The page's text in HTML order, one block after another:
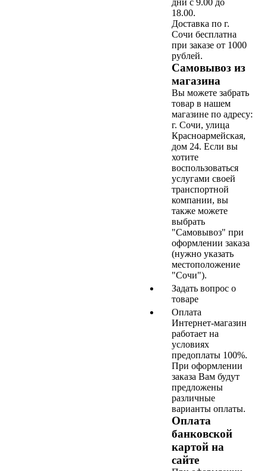
дни с 9.00 до
18.00.
Доставка по г.
Сочи бесплатна
при заказе от 1000
рублей.
Самовывоз из
магазина
Вы можете забрать
товар в нашем
магазине по адресу:
г. Сочи, улица
Красноармейская,
дом 24. Если вы
хотите
воспользоваться
услугами своей
транспортной
компании, вы
также можете
выбрать
"Самовывоз" при
оформлении заказа
(нужно указать
местоположение
"Сочи").
Задать вопрос о
товаре
Оплата
Интернет-магазин
работает на
условиях
предоплаты 100%.
При оформлении
заказа Вам будут
предложены
различные
варианты оплаты.
Оплата
банковской
картой на
сайте